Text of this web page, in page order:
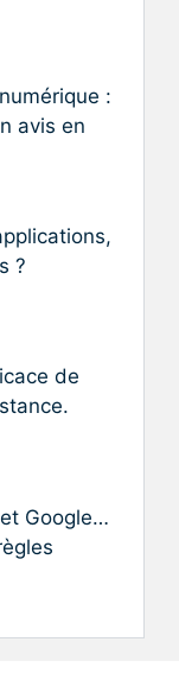
:
avis en
?
de
Google…